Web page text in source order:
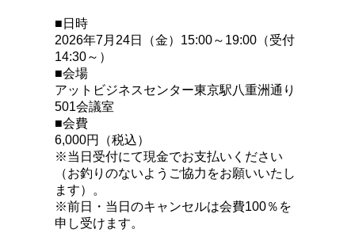
■日時
2026年7月24日（金）15:00～19:00（受付
14:30～）
■会場
アットビジネスセンター東京駅八重洲通り
501会議室
■会費
6,000円（税込）
※当日受付にて現金でお支払いください
（お釣りのないようご協力をお願いいたし
ます）。
※前日・当日のキャンセルは会費100％を
申し受けます。